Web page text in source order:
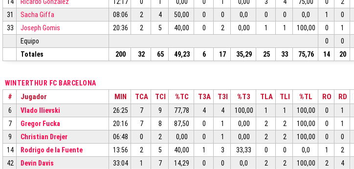
31
Sacha Giffa 08:06 2 4 50,00 0 0 0,0 0 0 0,0 1 0
33
Joseph Gomis 20:36 2 5 40,00 0 2 0,00 1 1 100,00 0 1
Equipo
0 0
Totales
200 32 65 49,23 6 17 35,29 25 33 75,76 14 20
WINTERTHUR FC BARCELONA
# Jugador MIN TCA TCI %TC T3A T3I %T3 TLA TLI %TL RO RD
6 Vlado Ilievski 26:25 7 9 77,78 4 4 100,00 1 1 100,00 0 1
7
Gregor Fucka 20:16 7 8 87,50 0 1 0,00 2 2 100,00 0 1
9
Christian Drejer 06:48 0 2 0,00 0 1 0,00 2 2 100,00 0 0
14
Rodrigo de la Fuente 13:56 2 5 40,00 1 3 33,33 0 0 0,0 1 2
42
Devin Davis 33:04 1 7 14,29 0 0 0,0 2 2 100,00 2 4